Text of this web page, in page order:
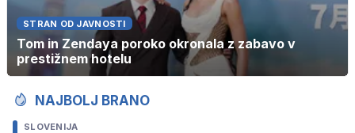
STRAN OD JAVNOSTI
Tom in Zendaya poroko okronala z zabavo v
prestižnem hotelu
NAJBOLJ BRANO
SLOVENIJA